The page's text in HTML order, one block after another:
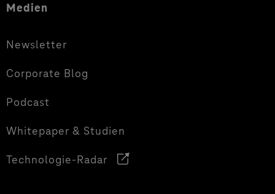
Medien
Newsletter
Corporate Blog
Podcast
Whitepaper & Studien
Technologie-Radar